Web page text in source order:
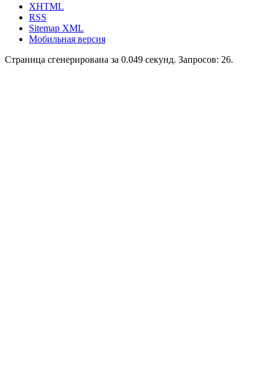
XHTML
RSS
Sitemap XML
Мобильная версия
Страница сгенерирована за 0.049 секунд. Запросов: 26.